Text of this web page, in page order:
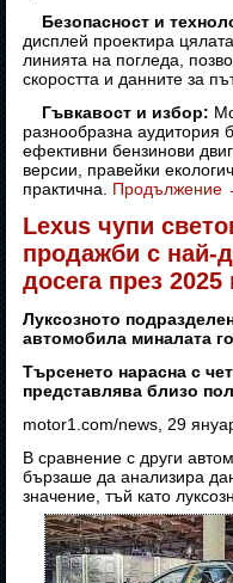
Безопасност и
дисплей проектира
линията на погледа,
скоростта и данните за
Гъвкавост и избор:
разнообразна аудитория
ефективни бензинови
версии, правейки
практична. Продължение
Lexus чупи
продажби с най-
досега през 2025
Луксозното
автомобила миналата
Търсенето нарасна с
представлява близо
motor1.com/news, 29
В сравнение с други
бързаше да анализира
значение, тъй като